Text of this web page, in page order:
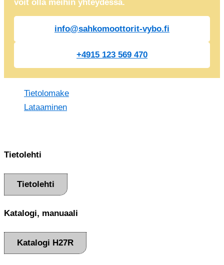
voit olla meihin yhteydessä.
info@sahkomoottorit-vybo.fi
+4915 123 569 470
Tietolomake
Lataaminen
Tietolehti
Tietolehti
Katalogi, manuaali
Katalogi H27R